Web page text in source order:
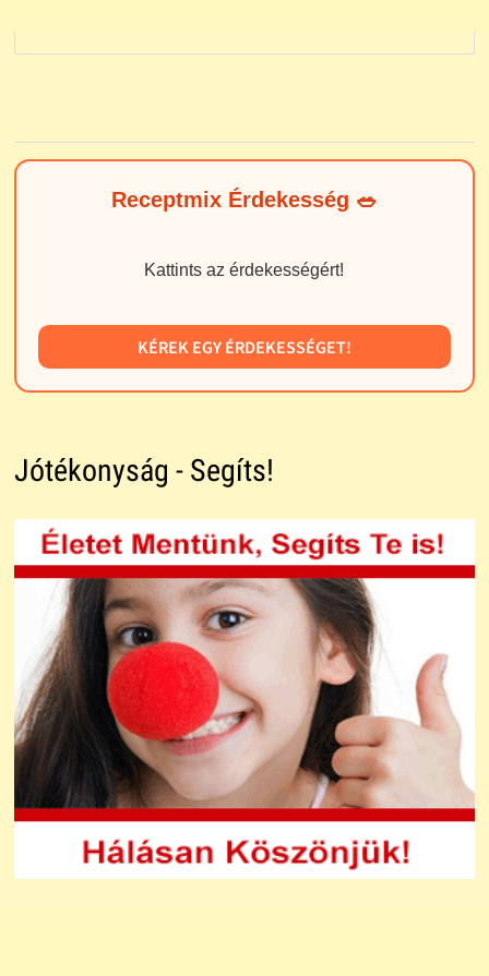
Receptmix Érdekesség 🥗
Kattints az érdekességért!
KÉREK EGY ÉRDEKESSÉGET!
Jótékonyság - Segíts!